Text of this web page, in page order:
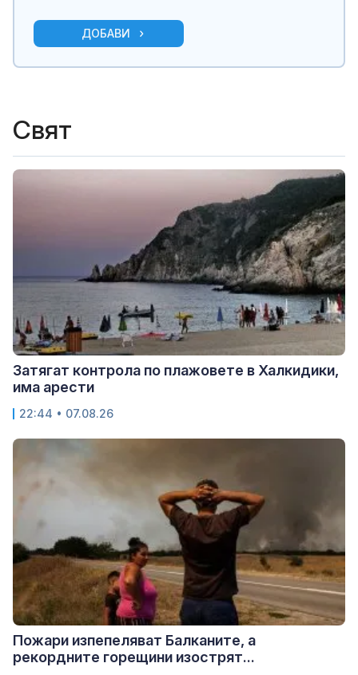
ДОБАВИ
Свят
Затягат контрола по плажовете в Халкидики,
има арести
22:44 • 07.08.26
Пожари изпепеляват Балканите, а
рекордните горещини изострят...